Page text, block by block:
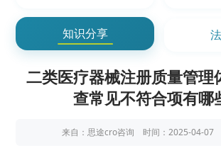
知识分享
二类医疗器械注册质量管理
查常见不符合项有哪
来自：思途cro咨询 时间：2025-04-07